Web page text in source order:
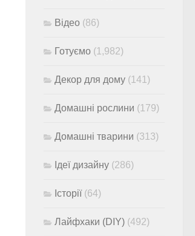
Відео (86)
Готуємо (1,982)
Декор для дому (141)
Домашні рослини (179)
Домашні тварини (313)
Ідеї дизайну (286)
Історії(64)
Лайфхаки (DIY) (492)